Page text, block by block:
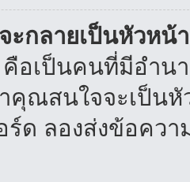
ะกลายเป็นหัวหน้
อเป็นคนที่มีอำนา
คุณสนใจจะเป็น
ด ลองส่งข้อคว